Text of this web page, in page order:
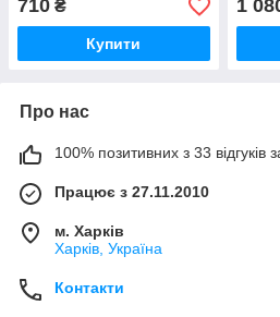
710 ₴
Купити
1
Про нас
100% позитивних з 33 відгуків
Працює з 27.11.2010
м. Харків
Харків, Україна
Контакти